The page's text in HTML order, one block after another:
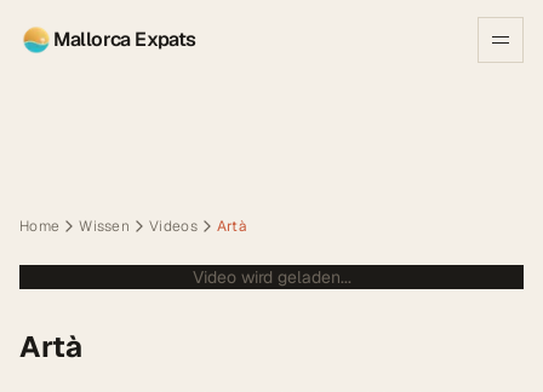
Mallorca Expats
Home Wissen Videos Artà
Video wird geladen...
Artà